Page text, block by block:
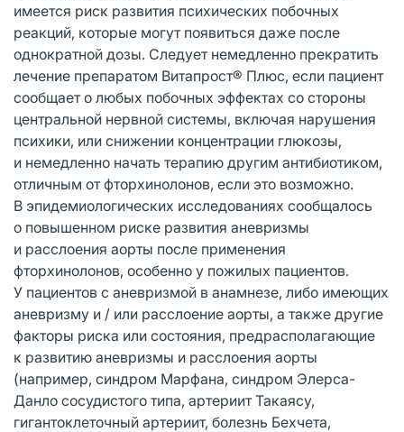
имеется риск развития психических побочных
реакций, которые могут появиться даже после
однократной дозы. Следует немедленно прекратить
лечение препаратом Витапрост® Плюс, если пациент
сообщает о любых побочных эффектах со стороны
центральной нервной системы, включая нарушения
психики, или снижении концентрации глюкозы,
и немедленно начать терапию другим антибиотиком,
отличным от фторхинолонов, если это возможно.
В эпидемиологических исследованиях сообщалось
о повышенном риске развития аневризмы
и расслоения аорты после применения
фторхинолонов, особенно у пожилых пациентов.
У пациентов с аневризмой в анамнезе, либо имеющих
аневризму и / или расслоение аорты, а также другие
факторы риска или состояния, предрасполагающие
к развитию аневризмы и расслоения аорты
(например, синдром Марфана, синдром Элерса-
Данло сосудистого типа, артериит Такаясу,
гигантоклеточный артериит, болезнь Бехчета,